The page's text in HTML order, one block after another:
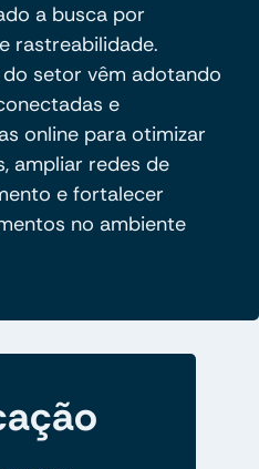
a busca por
rastreabilidade.
do setor vêm adotando
e
online para otimizar
ampliar redes de
e fortalecer
no ambiente